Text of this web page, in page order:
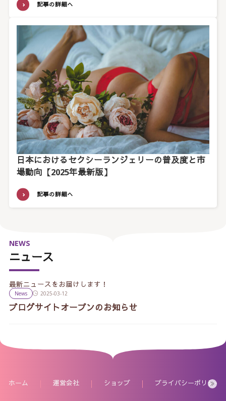
記事の詳細へ
日本におけるセクシーランジェリーの普及度と市
場動向【2025年最新版】
記事の詳細へ
ニュース
NEWS
最新ニュースをお届けします！
News 2025-03-12
ブログサイトオープンのお知らせ
ホーム 運営会社 ショップ プライバシーポリシー